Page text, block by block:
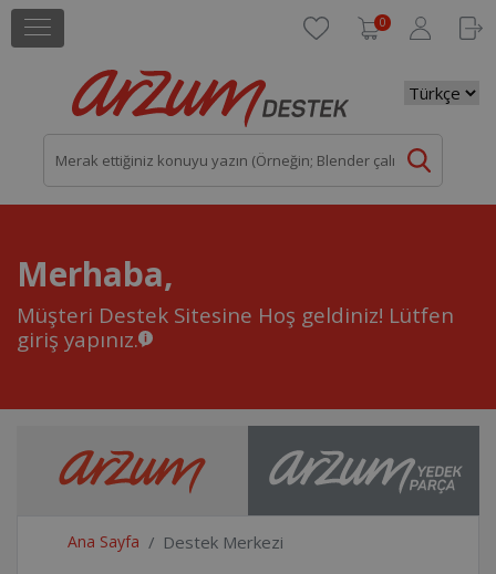
0
Merhaba,
Müşteri Destek Sitesine Hoş geldiniz! Lütfen
giriş yapınız.
Ana Sayfa Destek Merkezi